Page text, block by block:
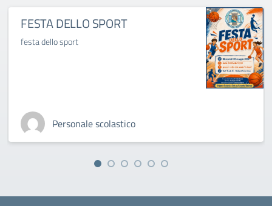
FESTA DELLO SPORT
festa dello sport
Personale scolastico